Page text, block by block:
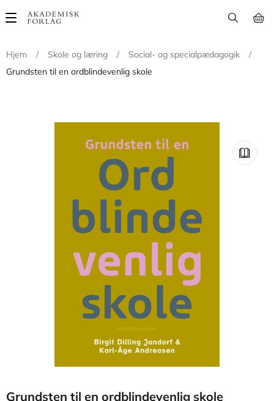
Main
Hjem
/ Skole og læring / Social- og specialpædagogik
/
Grundsten til en ordblindevenlig skole
Grundsten til en ordblindevenlig skole